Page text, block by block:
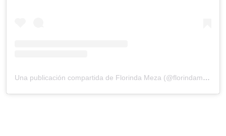
Una publicación compartida de Florinda Meza (@florindamezach1)